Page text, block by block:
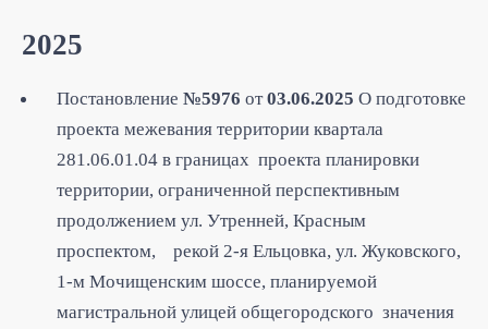
2025
Постановление №5976 от03.06.2025 О подготовке
проекта межевания территории квартала
281.06.01.04 в границах проекта планировки
территории, ограниченной перспективным
продолжением ул. Утренней, Красным
проспектом, рекой 2-я Ельцовка, ул. Жуковского,
1-м Мочищенским шоссе, планируемой
магистральной улицей общегородского значения